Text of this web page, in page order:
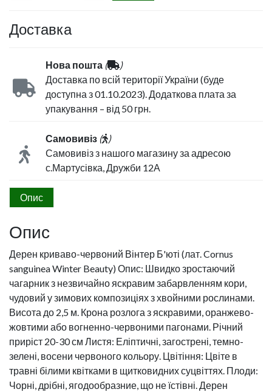
Доставка
Нова пошта (
)
Доставка по всій території України (буде
доступна з 01.10.2023). Додаткова плата за
упакування – від 50 грн.
Самовивіз (
)
Самовивіз з нашого магазину за адресою
с.Мартусівка, Дружби 12А
Опис
Опис
Дерен криваво-червоний Вінтер Б'юті (лат. Cornus
sanguinea Winter Beauty) Опис: Швидко зростаючий
чагарник з незвичайно яскравим забарвленням кори,
чудовий у зимових композиціях з хвойними рослинами.
Висота до 2,5 м. Крона розлога з яскравими, оранжево-
жовтими або вогненно-червоними пагонами. Річний
приріст 20-30 см Листя: Еліптичні, загострені, темно-
зелені, восени червоного кольору. Цвітіння: Цвіте в
травні білими квітками в щитковидних суцвіттях. Плоди:
Чорні, дрібні, ягодообразние, що не їстівні. Дерен